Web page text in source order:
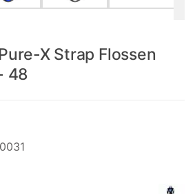
X Strap Flossen
48